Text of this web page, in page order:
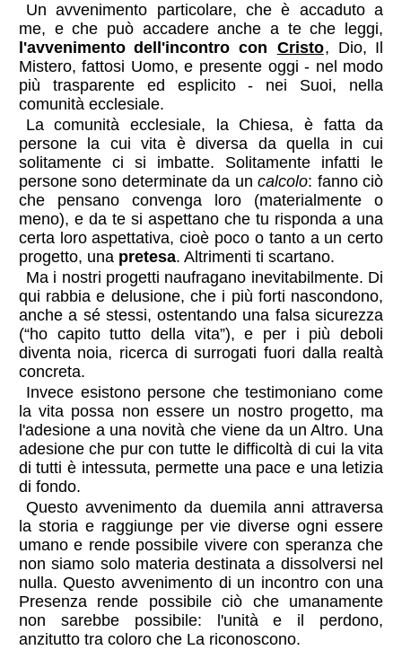
Un avvenimento particolare, che è accaduto a
me, e che può accadere anche a te che leggi,
l'avvenimento dell'incontro con Cristo, Dio, Il
Mistero, fattosi Uomo, e presente oggi - nel modo
più trasparente ed esplicito - nei Suoi, nella
comunità ecclesiale.
La comunità ecclesiale, la Chiesa, è fatta da
persone la cui vita è diversa da quella in cui
solitamente ci si imbatte. Solitamente infatti le
persone sono determinate da uncalcolo: fanno ciò
che pensano convenga loro (materialmente o
meno), e da te si aspettano che tu risponda a una
certa loro aspettativa, cioè poco o tanto a un certo
progetto, una pretesa. Altrimenti ti scartano.
Ma i nostri progetti naufragano inevitabilmente. Di
qui rabbia e delusione, che i più forti nascondono,
anche a sé stessi, ostentando una falsa sicurezza
(“ho capito tutto della vita”), e per i più deboli
diventa noia, ricerca di surrogati fuori dalla realtà
concreta.
Invece esistono persone che testimoniano come
la vita possa non essere un nostro progetto, ma
l'adesione a una novità che viene da un Altro. Una
adesione che pur con tutte le difficoltà di cui la vita
di tutti è intessuta, permette una pace e una letizia
di fondo.
Questo avvenimento da duemila anni attraversa
la storia e raggiunge per vie diverse ogni essere
umano e rende possibile vivere con speranza che
non siamo solo materia destinata a dissolversi nel
nulla. Questo avvenimento di un incontro con una
Presenza rende possibile ciò che umanamente
non sarebbe possibile: l'unità e il perdono,
anzitutto tra coloro che La riconoscono.